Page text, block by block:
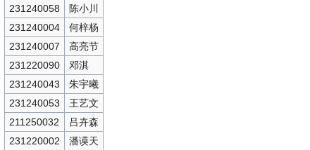
231240058
陈小川
231240004
何梓杨
231240007
高亮节
231220090
邓淇
231240043
朱宇曦
231240053
王艺文
211250032
吕卉森
231220002
潘谟天